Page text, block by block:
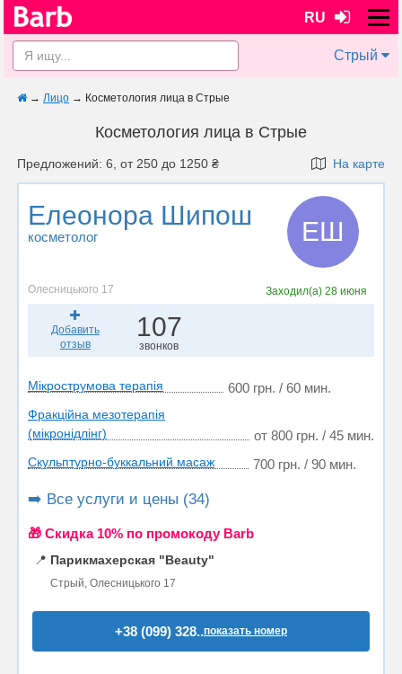
RU
Стрый
→ Лицо → Косметология лица в Стрые
Косметология лица в Стрые
Предложений: 6, от 250 до 1250 ₴ На карте
Елеонора Шипош
косметолог ЕШ
Олесницького 17 Заходил(а)28 июня
Добавить
отзыв
107
звонков
Мікрострумова терапія 600 грн. / 60 мин.
Фракційна мезотерапія
(мікронідлінг)
от 800 грн. / 45 мин.
Скульптурно-буккальний масаж 700 грн. / 90 мин.
➡️ Все услуги и цены (34)
🎁 Cкидка 10% по промокоду Barb
📍 Парикмахерская "Beauty"
Стрый, Олесницького 17
+38 (099) 328..показать номер